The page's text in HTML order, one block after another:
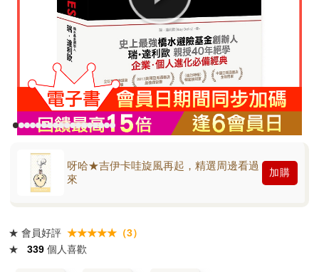
呀哈★吉伊卡哇旋風再起，精選周邊看過
來
加購
★ 會員好評 ★★★★★（3）
★
339 個人喜歡